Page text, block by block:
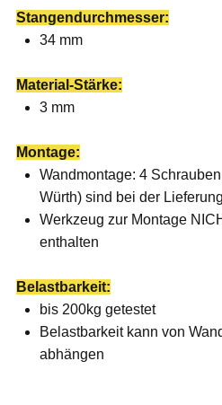
Stangendurchmesser:
34 mm
Material-Stärke:
3 mm
Montage:
Wandmontage: 4
Würth) sind bei der
Werkzeug zur Montage
enthalten
Belastbarkeit:
bis 200kg getestet
Belastbarkeit kann von
abhängen